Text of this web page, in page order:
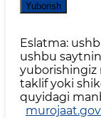
Yuborish
Eslatma:
ushbu
yuborishingiz
taklif yoki
quyidagi